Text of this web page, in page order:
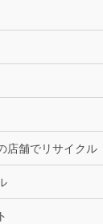
店舗でリサイクル